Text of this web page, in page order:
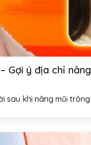
Gợi ý địa chỉ
sau khi nâng mũi